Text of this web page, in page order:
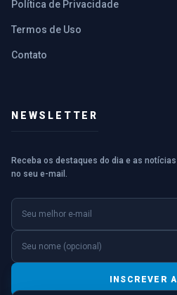
Política de Privacidade
Termos de Uso
Contato
NEWSLETTER
Receba os destaques do dia e as
no seu e-mail.
E-mail
Nome (opcional)
INSCREVER